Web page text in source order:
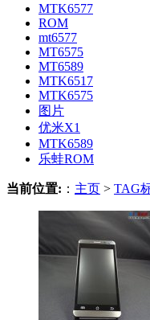
MTK6577
ROM
mt6577
MT6575
MT6589
MTK6517
MTK6575
图片
优米X1
MTK6589
乐蛙ROM
当前位置: ： 主页 > TAG